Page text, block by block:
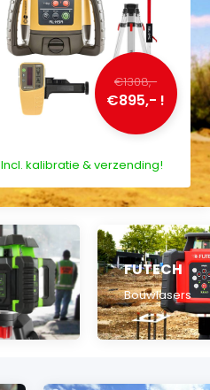
€1308,-
€895,- !
Incl. kalibratie & verzending!
FUTECH
Bouwlasers